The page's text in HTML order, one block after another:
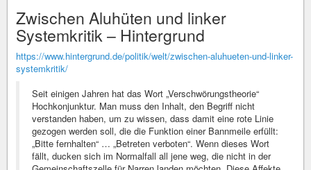
Zwischen Aluhüten und linker
Systemkritik – Hintergrund
https://www.hintergrund.de/politik/welt/zwischen-aluhueten-und-linker-
systemkritik/
Seit einigen Jahren hat das Wort „Verschwörungstheorie“
Hochkonjunktur. Man muss den Inhalt, den Begriff nicht
verstanden haben, um zu wissen, dass damit eine rote Linie
gezogen werden soll, die die Funktion einer Bannmeile erfüllt:
„Bitte fernhalten“ … „Betreten verboten“. Wenn dieses Wort
fällt, ducken sich im Normalfall all jene weg, die nicht in der